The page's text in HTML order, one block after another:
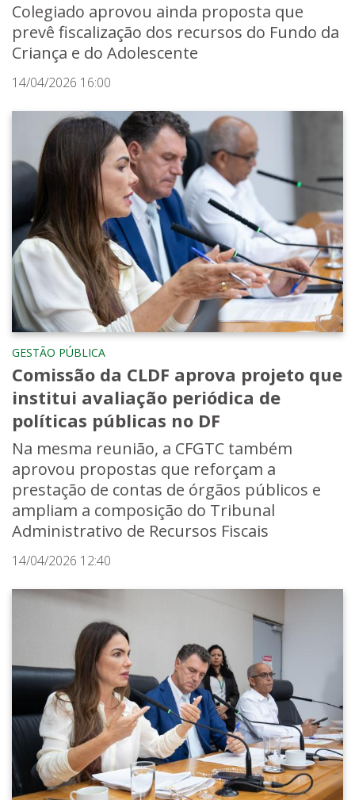
Colegiado aprovou ainda proposta que
prevê fiscalização dos recursos do Fundo da
Criança e do Adolescente
14/04/2026 16:00
GESTÃO PÚBLICA
Comissão da CLDF aprova projeto que
institui avaliação periódica de
políticas públicas no DF
Na mesma reunião, a CFGTC também
aprovou propostas que reforçam a
prestação de contas de órgãos públicos e
ampliam a composição do Tribunal
Administrativo de Recursos Fiscais
14/04/2026 12:40